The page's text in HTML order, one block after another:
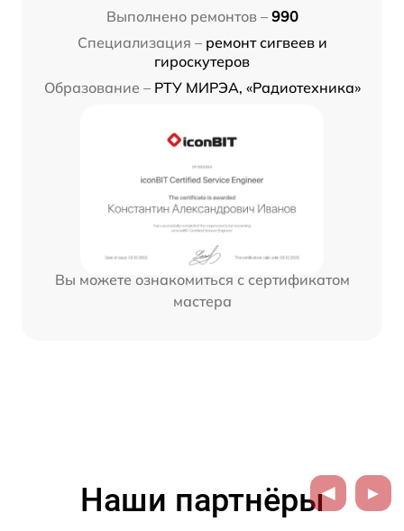
Выполнено ремонтов – 990
Специализация – ремонт сигвеев и
гироскутеров
Образование – РТУ МИРЭА, «Радиотехника»
Вы можете ознакомиться с сертификатом
мастера
Наши партнёры